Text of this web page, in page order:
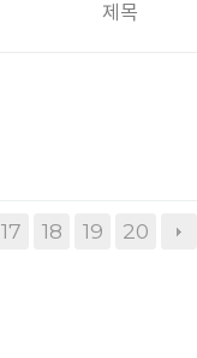
제목
17 18 19 20